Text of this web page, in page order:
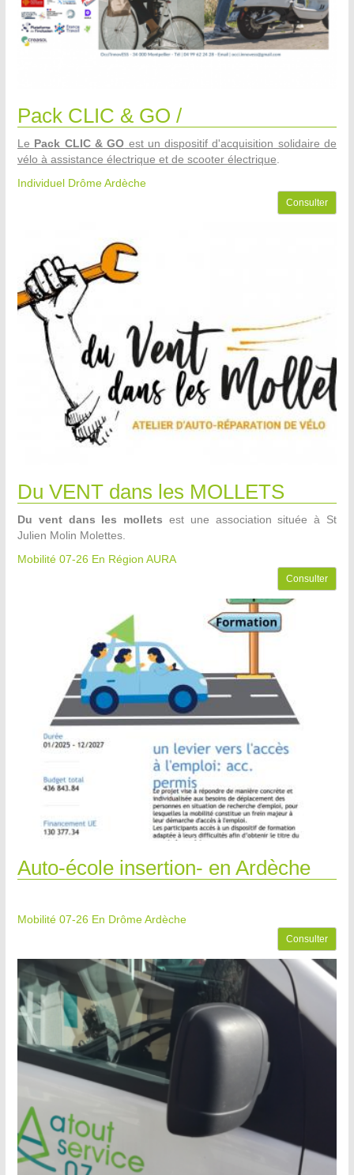
Pack CLIC & GO /
Le Pack CLIC & GO est un dispositif d'acquisition solidaire de
vélo à assistance électrique et de scooter électrique
Individuel Drôme Ardèche
Consulter
Du VENT dans les MOLLETS
Du vent dans les mollets est une association située à St
Julien Molin Molettes.
Mobilité 07-26 En Région AURA
Consulter
Auto-école insertion- en Ardèche
Mobilité 07-26 En Drôme Ardèche
Consulter